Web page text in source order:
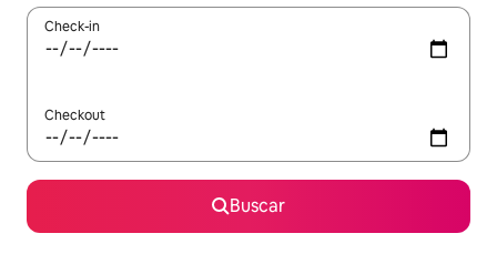
Check-in
Checkout
Buscar